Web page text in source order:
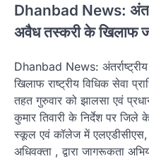
Dhanbad News:
अवैध तस्करी के खिलाफ
Dhanbad News:
खिलाफ राष्ट्रीय विधिक सेवा
तहत गुरुवार को झालसा एवं
कुमार तिवारी के निर्देश पर जिले
स्कूल एवं कॉलेज में
अधिवक्ता , द्वारा जागरूकता